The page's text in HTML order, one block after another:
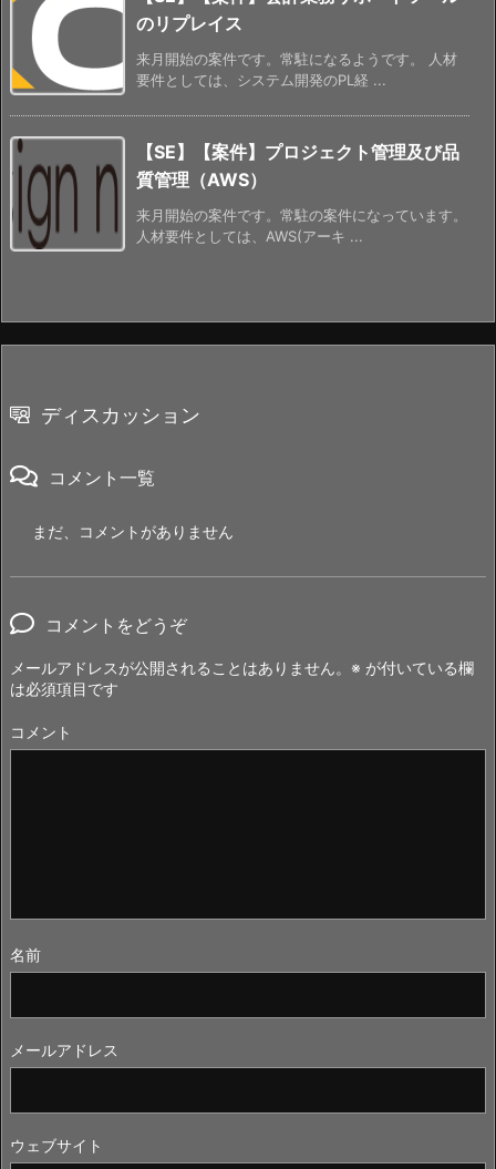
のリプレイス
来月開始の案件です。常駐になるようです。 人材
要件としては、システム開発のPL経 ...
【SE】【案件】プロジェクト管理及び品
質管理（AWS）
来月開始の案件です。常駐の案件になっています。
人材要件としては、AWS(アーキ ...
ディスカッション
コメント一覧
まだ、コメントがありません
コメントをどうぞ
メールアドレスが公開されることはありません。 ※ が付いている欄
は必須項目です
コメント
名前
メールアドレス
ウェブサイト